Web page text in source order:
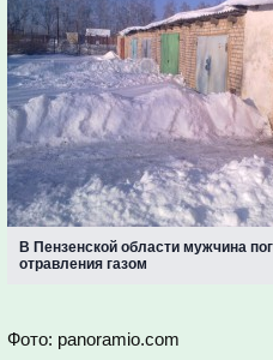
В Пензенской области мужчина
отравления газом
Фото: panoramio.com